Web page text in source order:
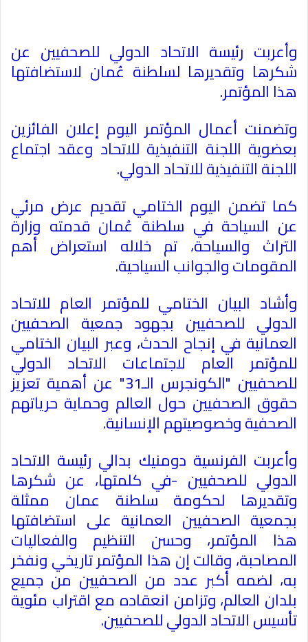
وأعربت رئيسة الاتحاد الدولي للصحفيين عن
شكرها وتقديرها لسلطنة عُمان لاستضافتها
هذا المؤتمر.
وتضمنت أعمال المؤتمر اليوم إعلان الفائزين
بعضوية اللجنة التنفيذية للاتحاد وعقد اجتماع
اللجنة التنفيذية للاتحاد الدولي.
كما تضمن اليوم الختامي تقديم عرض مرئي
عن السياحة في سلطنة عُمان قدمته وزارة
التراث والسياحة، تم خلاله استعراض أهم
المقومات والجوانب السياحية.
وأشاد البيان الختامي للمؤتمر العام للاتحاد
الدولي للصحفيين بجهود جمعية الصحفيين
العمانية في إنجاح الحدث، وعبر البيان الختامي
للمؤتمر العام لاجتماعات الاتحاد الدولي
للصحفيين "الكونجرس الـ31" عن أهمية تعزيز
حقوق الصحفيين حول العالم وحماية حرياتهم
الصحفية وخصوصيتهم الإنسانية.
وأعربت الفرنسية دومنيك بدالي رئيسة الاتحاد
الدولي للصحفيين -في كلمتها، عن شكرها
وتقديرها لحكومة سلطنة عمان ممثلة
بجمعية الصحفيين العمانية على استضافتها
هذا المؤتمر، وحسن التنظيم والفعاليات
المصاحبة، وقالت إن هذا المؤتمر تاريخي ونفخر
به، لضمه أكبر عدد من الصحفيين من جميع
بلدان العالم، وتزامن انعقاده مع اقتراب مئوية
تأسيس الاتحاد الدولي للصحفيين.